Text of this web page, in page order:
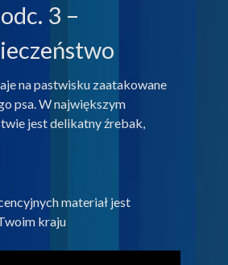
3 –
na pastwisku zaatakowane
psa. W największym
jest delikatny źrebak,
materiał jest
kraju